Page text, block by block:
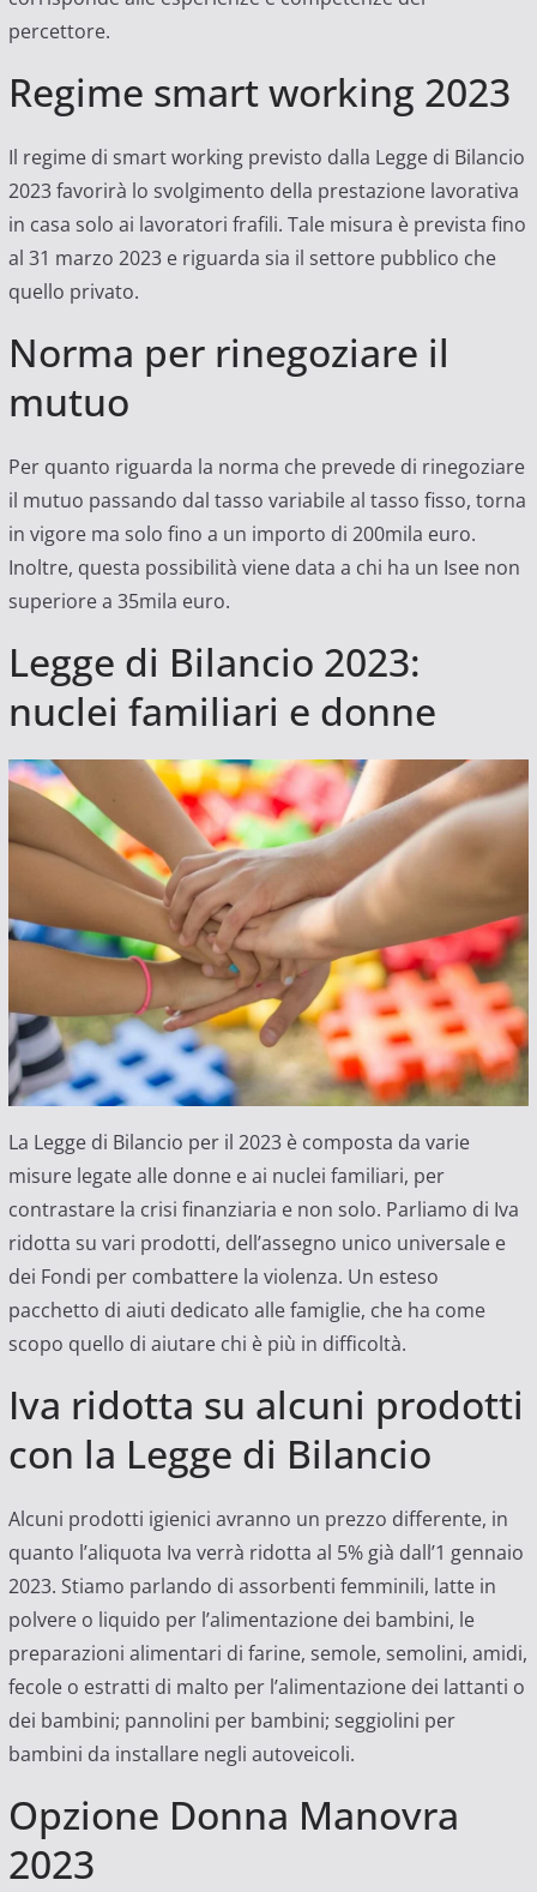
percettore.
Regime smart working 2023
Il regime di smart working previsto dalla Legge di Bilancio
2023 favorirà lo svolgimento della prestazione lavorativa
in casa solo ai lavoratori frafili. Tale misura è prevista fino
al 31 marzo 2023 e riguarda sia il settore pubblico che
quello privato.
Norma per rinegoziare il
mutuo
Per quanto riguarda la norma che prevede di rinegoziare
il mutuo passando dal tasso variabile al tasso fisso, torna
in vigore ma solo fino a un importo di 200mila euro.
Inoltre, questa possibilità viene data a chi ha un Isee non
superiore a 35mila euro.
Legge di Bilancio 2023:
nuclei familiari e donne
La Legge di Bilancio per il 2023 è composta da varie
misure legate alle donne e ai nuclei familiari, per
contrastare la crisi finanziaria e non solo. Parliamo di Iva
ridotta su vari prodotti, dell’assegno unico universale e
dei Fondi per combattere la violenza. Un esteso
pacchetto di aiuti dedicato alle famiglie, che ha come
scopo quello di aiutare chi è più in difficoltà.
Iva ridotta su alcuni prodotti
con la Legge di Bilancio
Alcuni prodotti igienici avranno un prezzo differente, in
quanto l’aliquota Iva verrà ridotta al 5% già dall’1 gennaio
2023. Stiamo parlando di assorbenti femminili, latte in
polvere o liquido per l’alimentazione dei bambini, le
preparazioni alimentari di farine, semole, semolini, amidi,
fecole o estratti di malto per l’alimentazione dei lattanti o
dei bambini; pannolini per bambini; seggiolini per
bambini da installare negli autoveicoli.
Opzione Donna Manovra
2023